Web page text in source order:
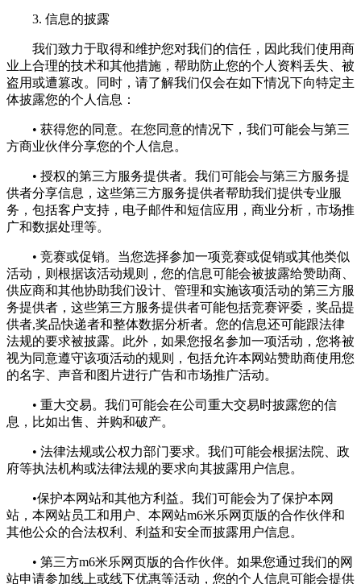
3. 信息的披露
我们致力于取得和维护您对我们的信任，因此我们使用商
业上合理的技术和其他措施，帮助防止您的个人资料丢失、被
盗用或遭篡改。同时，请了解我们仅会在如下情况下向特定主
体披露您的个人信息：
• 获得您的同意。在您同意的情况下，我们可能会与第三
方商业伙伴分享您的个人信息。
• 授权的第三方服务提供者。我们可能会与第三方服务提
供者分享信息，这些第三方服务提供者帮助我们提供专业服
务，包括客户支持，电子邮件和短信应用，商业分析，市场推
广和数据处理等。
• 竞赛或促销。当您选择参加一项竞赛或促销或其他类似
活动，则根据该活动规则，您的信息可能会被披露给赞助商、
供应商和其他协助我们设计、管理和实施该项活动的第三方服
务提供者，这些第三方服务提供者可能包括竞赛评委，奖品提
供者,奖品快递者和整体数据分析者。您的信息还可能跟法律
法规的要求被披露。此外，如果您报名参加一项活动，您将被
视为同意遵守该项活动的规则，包括允许本网站赞助商使用您
的名字、声音和图片进行广告和市场推广活动。
• 重大交易。我们可能会在公司重大交易时披露您的信
息，比如出售、并购和破产。
• 法律法规或公权力部门要求。我们可能会根据法院、政
府等执法机构或法律法规的要求向其披露用户信息。
•保护本网站和其他方利益。我们可能会为了保护本网
站，本网站员工和用户、本网站m6米乐网页版的合作伙伴和
其他公众的合法权利、利益和安全而披露用户信息。
• 第三方m6米乐网页版的合作伙伴。如果您通过我们的网
站申请参加线上或线下优惠等活动，您的个人信息可能会提供